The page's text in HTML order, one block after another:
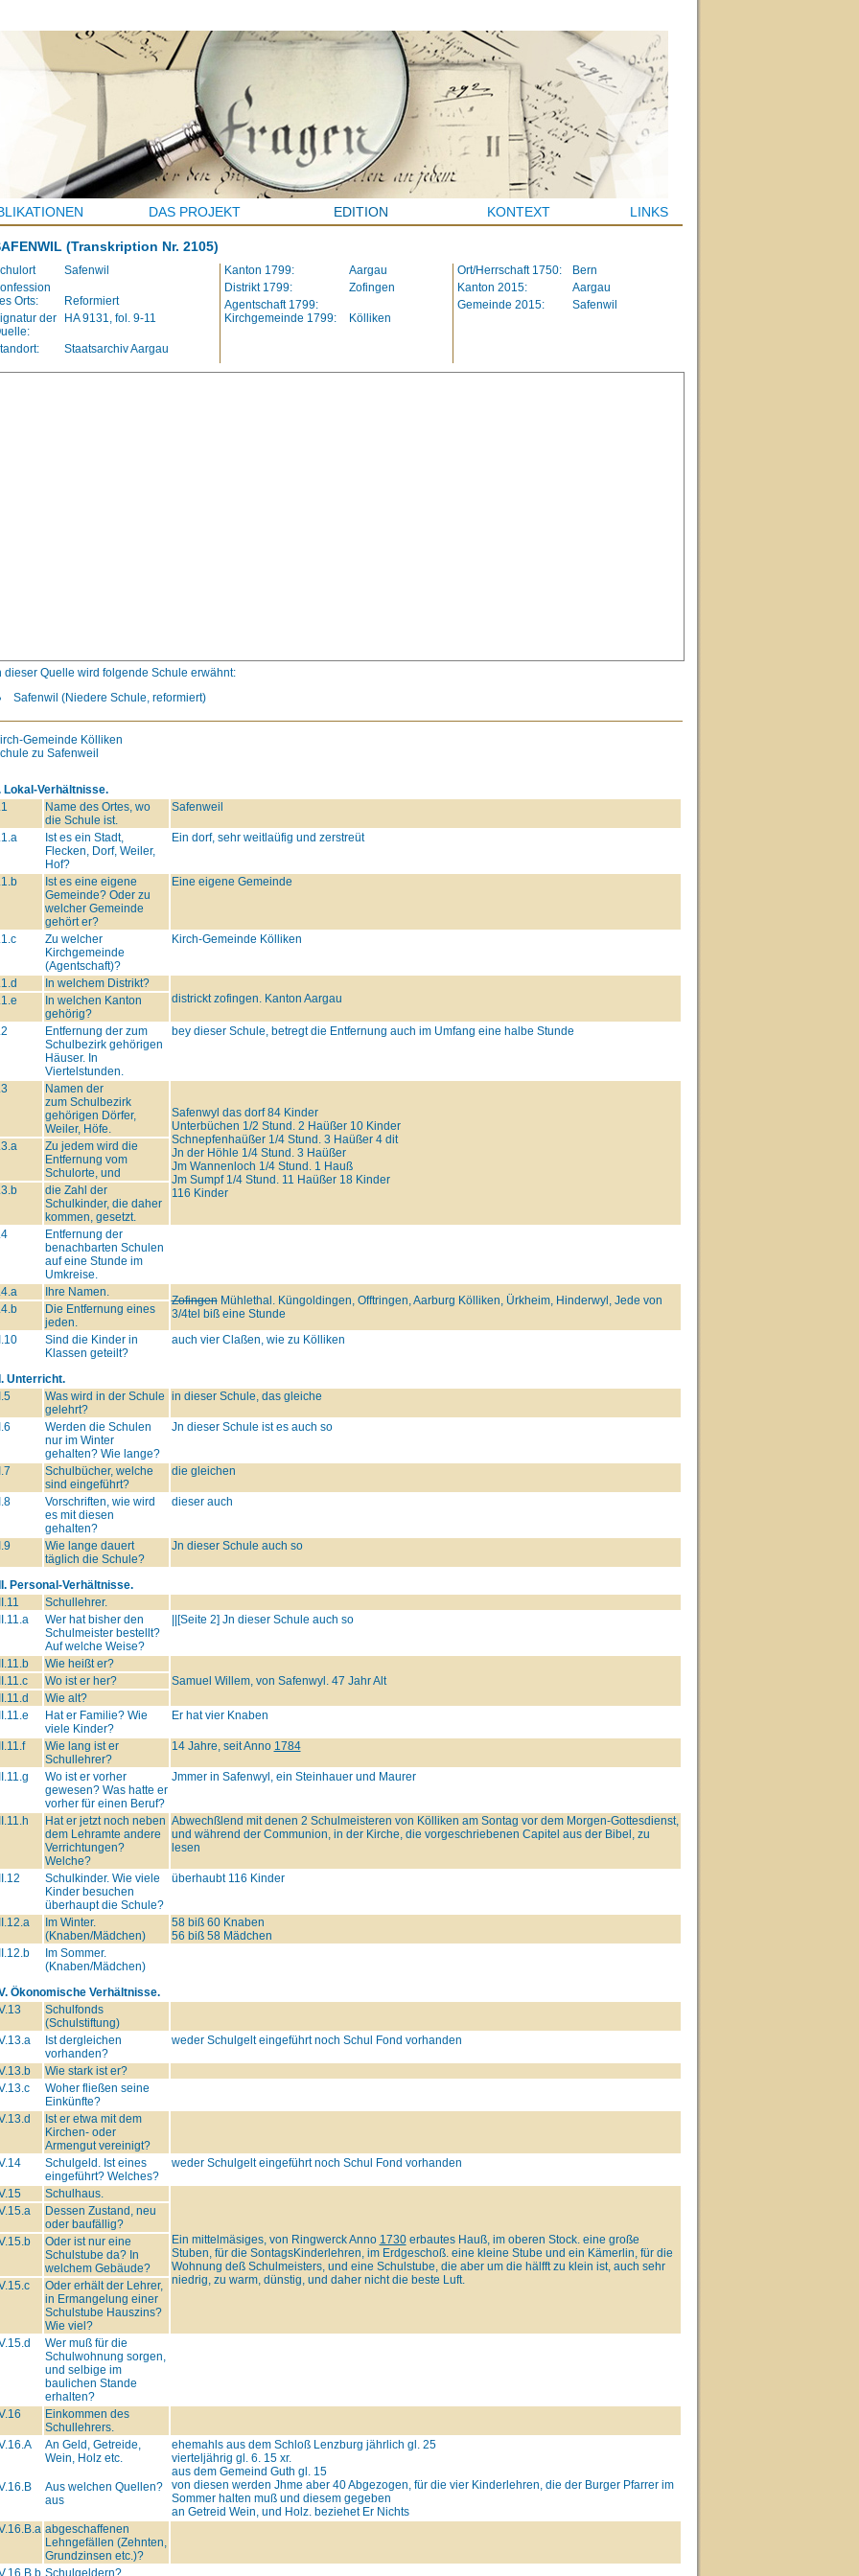
DAS PROJEKT EDITION KONTEXT LINKS
(Transkription Nr. 2105)
Safenwil
Orts:
Reformiert
der
HA 9131, fol. 9-11
Staatsarchiv Aargau
Kanton 1799:
Aargau
Distrikt 1799:
Zofingen
Agentschaft 1799:
Kirchgemeinde 1799:
Kölliken
Ort/Herrschaft 1750:
Bern
Kanton 2015:
Aargau
Gemeinde 2015:
Safenwil
dieser Quelle wird folgende Schule erwähnt:
Safenwil (Niedere Schule, reformiert)
Gemeinde Kölliken
zu Safenweil
Lokal-Verhältnisse.
Name des Ortes, wo
die Schule ist.
Safenweil
Ist es ein Stadt,
Flecken, Dorf, Weiler,
Hof?
Ein dorf, sehr weitlaüfig und zerstreüt
Ist es eine eigene
Gemeinde? Oder zu
welcher Gemeinde
gehört er?
Eine eigene Gemeinde
Zu welcher
Kirchgemeinde
(Agentschaft)?
Kirch-Gemeinde Kölliken
In welchem Distrikt?
districkt zofingen. Kanton Aargau
In welchen Kanton
gehörig?
Entfernung der zum
Schulbezirk gehörigen
Häuser. In
Viertelstunden.
bey dieser Schule, betregt die Entfernung auch im Umfang eine halbe Stunde
Namen der
zum Schulbezirk
gehörigen Dörfer,
Weiler, Höfe.
Safenwyl das dorf 84 Kinder
Unterbüchen 1/2 Stund. 2 Haüßer 10 Kinder
Schnepfenhaüßer 1/4 Stund. 3 Haüßer 4 dit
Jn der Höhle 1/4 Stund. 3 Haüßer
Jm Wannenloch 1/4 Stund. 1 Hauß
Jm Sumpf 1/4 Stund. 11 Haüßer 18 Kinder
116 Kinder
Zu jedem wird die
Entfernung vom
Schulorte, und
die Zahl der
Schulkinder, die daher
kommen, gesetzt.
Entfernung der
benachbarten Schulen
auf eine Stunde im
Umkreise.
Ihre Namen.
ZofingenMühlethal. Küngoldingen, Offtringen, Aarburg Kölliken, Ürkheim, Hinderwyl, Jede von
3/4tel biß eine Stunde
Die Entfernung eines
jeden.
Sind die Kinder in
Klassen geteilt?
auch vier Claßen, wie zu Kölliken
Unterricht.
Was wird in der Schule
gelehrt?
in dieser Schule, das gleiche
Werden die Schulen
nur im Winter
gehalten? Wie lange?
Jn dieser Schule ist es auch so
Schulbücher, welche
sind eingeführt?
die gleichen
Vorschriften, wie wird
es mit diesen
gehalten?
dieser auch
Wie lange dauert
täglich die Schule?
Jn dieser Schule auch so
Personal-Verhältnisse.
Schullehrer.
Wer hat bisher den
Schulmeister bestellt?
Auf welche Weise?
||[Seite 2] Jn dieser Schule auch so
Wie heißt er?
Samuel Willem, von Safenwyl. 47 Jahr Alt
Wo ist er her?
Wie alt?
Hat er Familie? Wie
viele Kinder?
Er hat vier Knaben
Wie lang ist er
Schullehrer?
14 Jahre, seit Anno 1784
Wo ist er vorher
gewesen? Was hatte er
vorher für einen Beruf?
Jmmer in Safenwyl, ein Steinhauer und Maurer
Hat er jetzt noch neben
dem Lehramte andere
Verrichtungen?
Welche?
Abwechßlend mit denen 2 Schulmeisteren von Kölliken am Sontag vor dem Morgen-Gottesdienst,
und während der Communion, in der Kirche, die vorgeschriebenen Capitel aus der Bibel, zu
lesen
Schulkinder. Wie viele
Kinder besuchen
überhaupt die Schule?
überhaubt 116 Kinder
Im Winter.
(Knaben/Mädchen)
58 biß 60 Knaben
56 biß 58 Mädchen
Im Sommer.
(Knaben/Mädchen)
Ökonomische Verhältnisse.
Schulfonds
(Schulstiftung)
Ist dergleichen
vorhanden?
weder Schulgelt eingeführt noch Schul Fond vorhanden
Wie stark ist er?
Woher fließen seine
Einkünfte?
Ist er etwa mit dem
Kirchen- oder
Armengut vereinigt?
Schulgeld. Ist eines
eingeführt? Welches?
weder Schulgelt eingeführt noch Schul Fond vorhanden
Schulhaus.
Ein mittelmäsiges, von Ringwerck Anno 1730erbautes Hauß, im oberen Stock. eine große
Stuben, für die SontagsKinderlehren, im Erdgeschoß. eine kleine Stube und ein Kämerlin, für die
Wohnung deß Schulmeisters, und eine Schulstube, die aber um die hälfft zu klein ist, auch sehr
niedrig, zu warm, dünstig, und daher nicht die beste Luft.
Dessen Zustand, neu
oder baufällig?
Oder ist nur eine
Schulstube da? In
welchem Gebäude?
Oder erhält der Lehrer,
in Ermangelung einer
Schulstube Hauszins?
Wie viel?
Wer muß für die
Schulwohnung sorgen,
und selbige im
baulichen Stande
erhalten?
Einkommen des
Schullehrers.
An Geld, Getreide,
Wein, Holz etc.
ehemahls aus dem Schloß Lenzburg jährlich gl. 25
vierteljährig gl. 6. 15 xr.
aus dem Gemeind Guth gl. 15
von diesen werden Jhme aber 40 Abgezogen, für die vier Kinderlehren, die der Burger Pfarrer im
Sommer halten muß und diesem gegeben
an Getreid Wein, und Holz. beziehet Er Nichts
Aus welchen Quellen?
aus
abgeschaffenen
Lehngefällen (Zehnten,
Grundzinsen etc.)?
Schulgeldern?